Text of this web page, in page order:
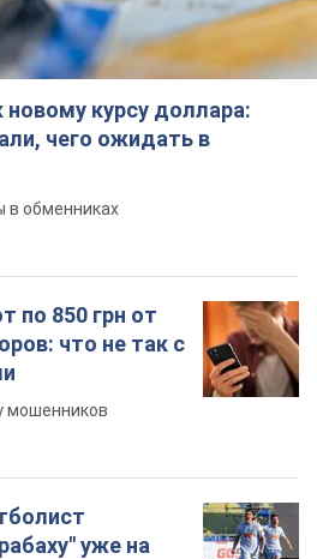
новому курсу доллара:
чего ожидать в
в обменниках
по 850 грн от
что не так с
мошенников
уже на